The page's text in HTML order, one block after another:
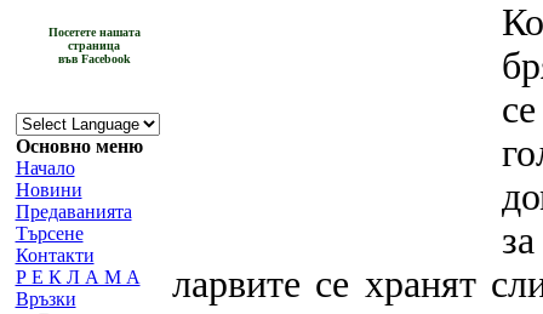
Посетете нашата
страница
във Facebook
Основно меню
Начало
Новини
Предаванията
Търсене
Контакти
Р Е К Л А М А
Връзки
ларвите се хранят